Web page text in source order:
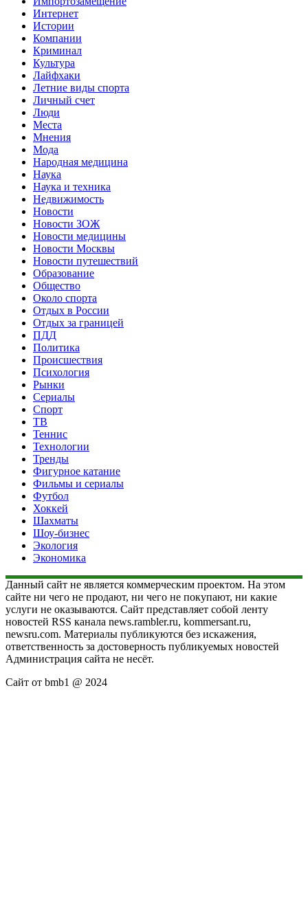
Интернет
Истории
Компании
Криминал
Культура
Лайфхаки
Летние виды спорта
Личный счет
Люди
Места
Мнения
Мода
Народная медицина
Наука
Наука и техника
Недвижимость
Новости
Новости ЗОЖ
Новости медицины
Новости Москвы
Новости путешествий
Образование
Общество
Около спорта
Отдых в России
Отдых за границей
ПДД
Политика
Происшествия
Психология
Рынки
Сериалы
Спорт
ТВ
Теннис
Технологии
Тренды
Фигурное катание
Фильмы и сериалы
Футбол
Хоккей
Шахматы
Шоу-бизнес
Экология
Экономика
Данный сайт не является коммерческим проектом. На этом
сайте ни чего не продают, ни чего не покупают, ни какие
услуги не оказываются. Сайт представляет собой ленту
новостей RSS канала news.rambler.ru, kommersant.ru,
newsru.com. Материалы публикуются без искажения,
ответственность за достоверность публикуемых новостей
Администрация сайта не несёт.
Сайт от bmb1 @ 2024